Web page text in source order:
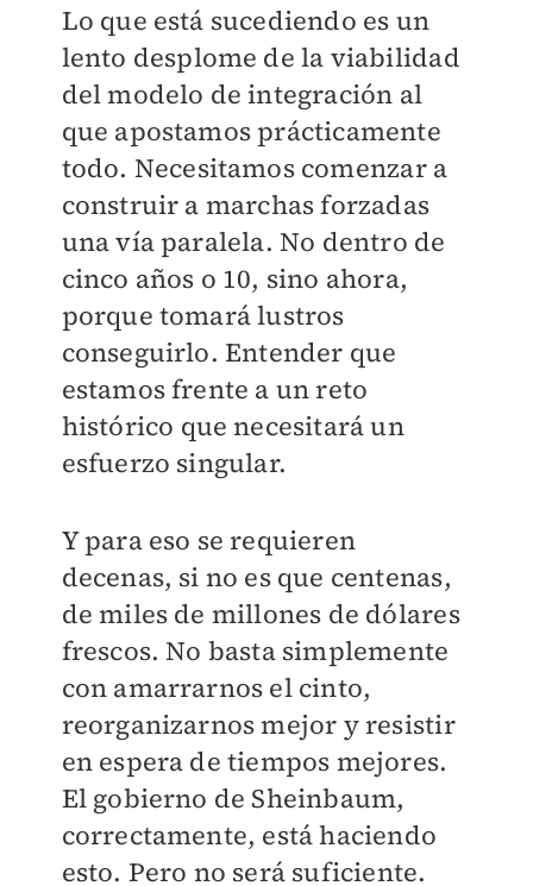
Lo que está sucediendo es un
lento desplome de la viabilidad
del modelo de integración al
que apostamos prácticamente
todo. Necesitamos comenzar a
construir a marchas forzadas
una vía paralela. No dentro de
cinco años o 10, sino ahora,
porque tomará lustros
conseguirlo. Entender que
estamos frente a un reto
histórico que necesitará un
esfuerzo singular.
Y para eso se requieren
decenas, si no es que centenas,
de miles de millones de dólares
frescos. No basta simplemente
con amarrarnos el cinto,
reorganizarnos mejor y resistir
en espera de tiempos mejores.
El gobierno de Sheinbaum,
correctamente, está haciendo
esto. Pero no será suficiente.